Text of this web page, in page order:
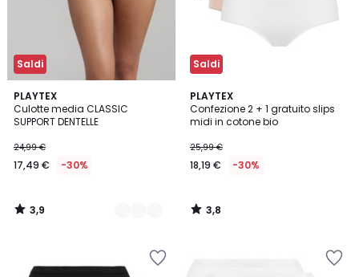
Saldi
PLAYTEX
Culotte media CLASSIC
SUPPORT DENTELLE
24,99 €
17,49 € -30%
3,9
/ 5
3
Colori
3,9
/
Saldi
PLAYTEX
Confezione 2 + 1 gratuito slips
midi in cotone bio
25,99 €
18,19 € -30%
3,8
/ 5
3,8
/